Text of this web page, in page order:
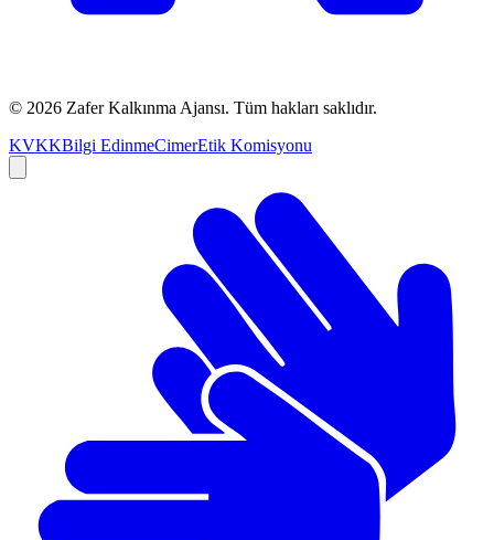
© 2026 Zafer Kalkınma Ajansı. Tüm hakları saklıdır.
KVKKBilgi EdinmeCimerEtik Komisyonu